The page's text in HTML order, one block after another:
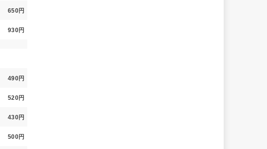
650円
930円
490円
520円
430円
500円